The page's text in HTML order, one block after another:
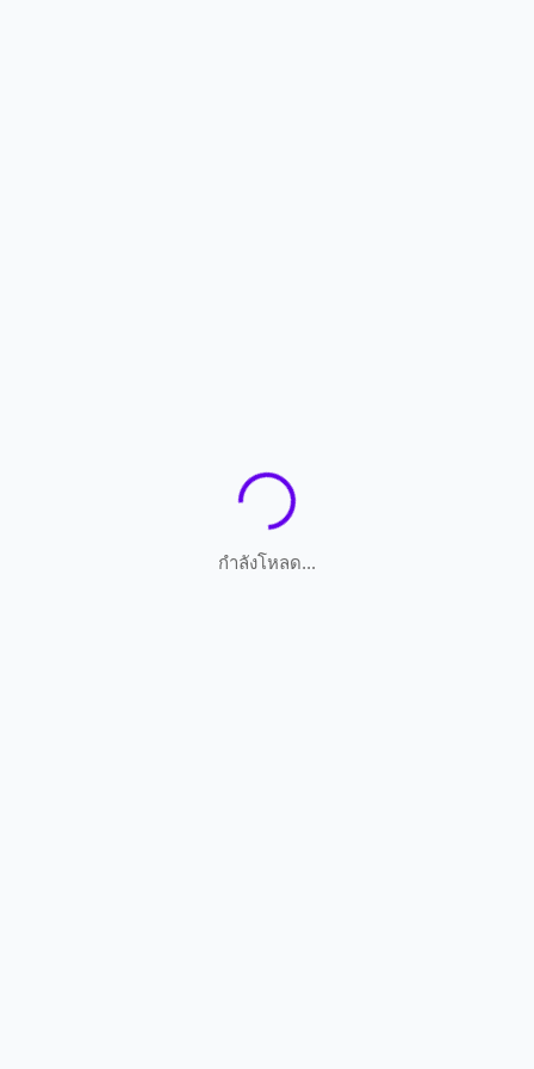
กำลังโหลด...